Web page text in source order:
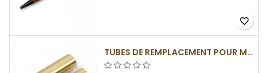
favorite_border
TUBES DE REMPLACEMENT POUR MÉCANISMES SLIMLINE